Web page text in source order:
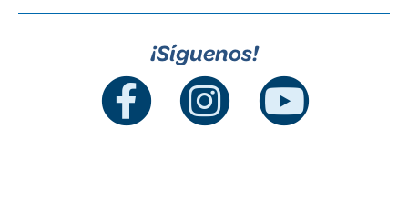
¡Síguenos!